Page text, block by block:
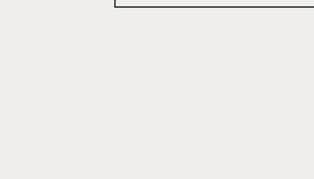
Passeio Completo